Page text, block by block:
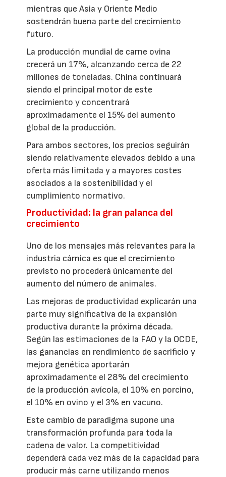
mientras que Asia y Oriente Medio
sostendrán buena parte del crecimiento
futuro.
La producción mundial de carne ovina
crecerá un 17%, alcanzando cerca de 22
millones de toneladas. China continuará
siendo el principal motor de este
crecimiento y concentrará
aproximadamente el 15% del aumento
global de la producción.
Para ambos sectores, los precios seguirán
siendo relativamente elevados debido a una
oferta más limitada y a mayores costes
asociados a la sostenibilidad y el
cumplimiento normativo.
Productividad: la gran palanca del
crecimiento
Uno de los mensajes más relevantes para la
industria cárnica es que el crecimiento
previsto no procederá únicamente del
aumento del número de animales.
Las mejoras de productividad explicarán una
parte muy significativa de la expansión
productiva durante la próxima década.
Según las estimaciones de la FAO y la OCDE,
las ganancias en rendimiento de sacrificio y
mejora genética aportarán
aproximadamente el 28% del crecimiento
de la producción avícola, el 10% en porcino,
el 10% en ovino y el 3% en vacuno.
Este cambio de paradigma supone una
transformación profunda para toda la
cadena de valor. La competitividad
dependerá cada vez más de la capacidad para
producir más carne utilizando menos